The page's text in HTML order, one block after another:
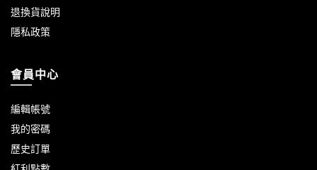
退換貨說明
隱私政策
會員中心
編輯帳號
我的密碼
歷史訂單